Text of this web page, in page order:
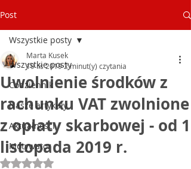
Post
Wszystkie posty
Codziennik
Nasze artykuły
Aktualności
Motywator
Wszystkie posty
Uwolnienie środków z
rachunku VAT zwolnione
z opłaty skarbowej - od 1
listopada 2019 r.
Marta Kusek
19 lis 2019 2 minut(y) czytania
Oceniono na NaN z 5 gwiazdek.